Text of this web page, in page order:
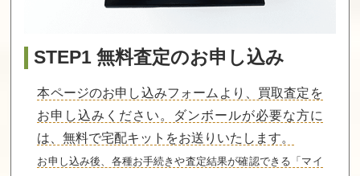
STEP1 無料査定のお申し込み
本ページのお申し込みフォームより、買取査定を
お申し込みください。ダンボールが必要な方に
は、無料で宅配キットをお送りいたします。
お申し込み後、各種お手続きや査定結果が確認できる「マイ